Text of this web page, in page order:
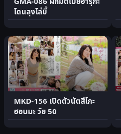
โดนลุงไล่บี้
MKD-156 เปิดตัวนัตสึโกะ
ฮอนมะ วัย 50